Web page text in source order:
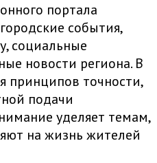
портала
события,
социальные
новости региона. В
принципов точности,
подачи
уделяет темам,
на жизнь жителей